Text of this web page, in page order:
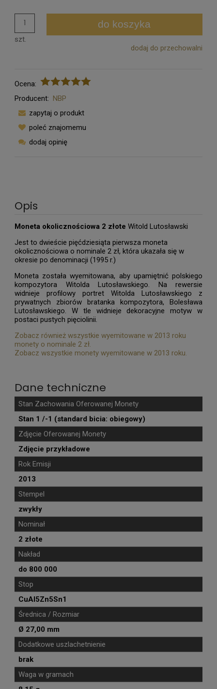
szt.
do koszyka
dodaj do przechowalni
Ocena:
Producent:
NBP
zapytaj o produkt
poleć znajomemu
dodaj opinię
Opis
Moneta okolicznościowa 2 złote Witold Lutosławski
Jest to dwieście pięćdziesiąta pierwsza moneta
okolicznościowa o nominale 2 zł, która ukazała się w
okresie po denominacji (1995 r.)
Moneta została wyemitowana, aby upamiętnić polskiego
kompozytora Witolda Lutosławskiego. Na rewersie
widnieje profilowy portret Witolda Lutosławskiego z
prywatnych zbiorów bratanka kompozytora, Bolesława
Lutosławskiego. W tle widnieje dekoracyjne motyw w
postaci pustych pięciolinii.
Zobacz również wszystkie wyemitowane w 2013 roku
monety o nominale 2 zł.
Zobacz wszystkie monety wyemitowane w 2013 roku.
Dane techniczne
Stan Zachowania Oferowanej Monety
Stan 1 /-1 (standard bicia: obiegowy)
Zdjęcie Oferowanej Monety
Zdjęcie przykładowe
Rok Emisji
2013
Stempel
zwykły
Nominał
2 złote
Nakład
do 800 000
Stop
CuAl5Zn5Sn1
Średnica / Rozmiar
Ø 27,00 mm
Dodatkowe uszlachetnienie
brak
Waga w gramach